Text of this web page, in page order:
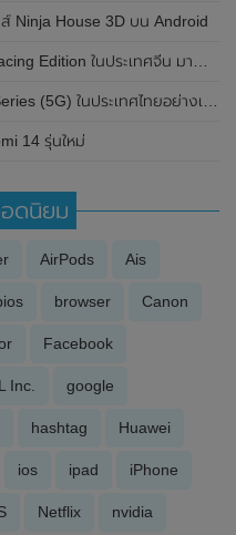
Ninja House 3D บน Android
ขนาด 6.59 นิ้ว 120Hz และชิปเซ็ต Dimensity 8100-Max
ย่างเป็นทางการ ในราคาเริ่มต้นเพียง 12,990 บาท
14 รุ่นใหม่
ดนิยม
AirPods Ais
browser Canon
Facebook
Inc. google
hashtag Huawei
ios ipad iPhone
Netflix nvidia